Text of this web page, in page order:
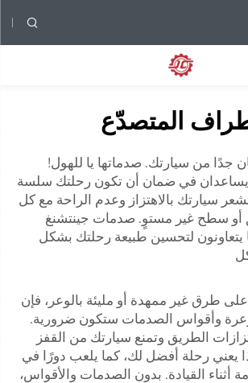
المتصدّع
جدًا من سيارتك. صدماتها يا للهول!
يساعدان في ضمان أن تكون رحلتك سلسة
سيارتك بالاهتزاز وعدم الراحة مع كل
أو سطح غير مستوٍ. صدمات جينتشنغ
يتعاونون لتحسين طبيعة رحلتك بشكل
طرق غير ممهدة أو مليئة بالوعر، فإن
وأقواس الصدمات ستكون ضرورية.
الطريق وتمنع سيارتك من القفز
يعني رحلة أفضل لك، كما يلعب دورًا في
أثناء القيادة. بدون الصدمات والأقواس،